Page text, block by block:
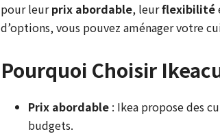
pour leurprix abordable, leurflexibilité
d’options, vous pouvez aménager votre
Pourquoi Choisir
Prix abordable : Ikea propose des
budgets.